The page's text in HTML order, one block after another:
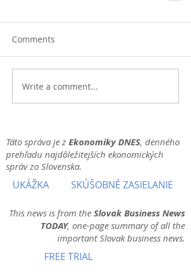
Comments
Write a comment...
Táto správa je z Ekonomiky DNES, denného
prehľadu najdôležitejších ekonomických
správ zo Slovenska.
UKÁŽKA SKÚŠOBNÉ ZASIELANIE
This news is from the Slovak Business News
TODAY, one-page summary of all the
important Slovak business news.
FREE TRIAL